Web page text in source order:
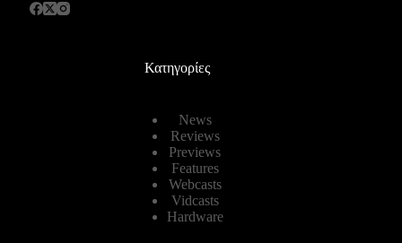
Κατηγορίες
News
Reviews
Previews
Features
Webcasts
Vidcasts
Hardware